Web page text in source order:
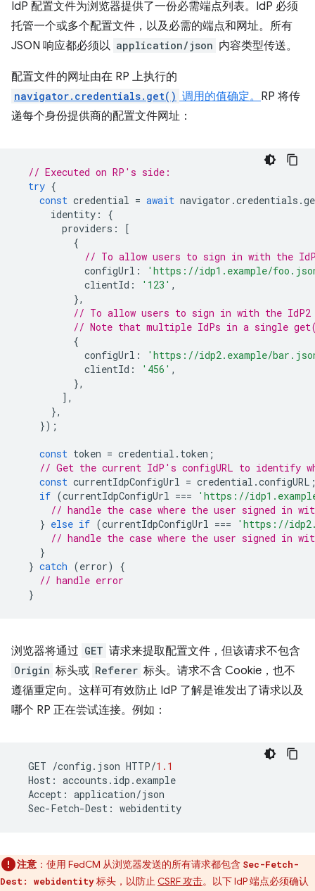
IdP 配置文件为浏览器提供了一份必需端点列表。IdP 必须
托管一个或多个配置文件，以及必需的端点和网址。所有
JSON 响应都必须以 application/json 内容类型传送。
配置文件的网址由在 RP 上执行的
navigator.credentials.get() 调用的值确定。 RP 将传
递每个身份提供商的配置文件网址：
// Executed on RP's side:
try {
const credential = await navigator .credentials .
identity :
{
providers :
[
{
// To allow users to sign in with the
configUrl :
'https://idp1.example/
clientId : '123' ,
},
// To allow users to sign in with the IdP2
// Note that multiple IdPs in a single get()
{
configUrl :
'https://idp2.example/
clientId : '456' ,
},
],
},
});
const token = credential . token ;
// Get the current IdP's configURL to identify
const currentIdpConfigUrl = credential .configURL
if (currentIdpConfigUrl ===
'https://
// handle the case where the user signed in
} else if (currentIdpConfigUrl ===
'https://
// handle the case where the user signed in
}
} catch (error)
{
// handle error
}
浏览器将通过 GET 请求来提取配置文件，但该请求不包含
Origin 标头或 Referer 标头。请求不含 Cookie，也不
遵循重定向。这样可有效防止 IdP 了解是谁发出了请求以及
哪个 RP 正在尝试连接。例如：
GET /config . json HTTP/1.1
Host : accounts . idp . example
Accept : application/json
Sec-Fetch-Dest : webidentity
注意 ：使用 FedCM 从浏览器发送的所有请求都包含 Sec-Fetch-
Dest: webidentity标头，以防止 CSRF 攻击。以下 IdP 端点必须确认